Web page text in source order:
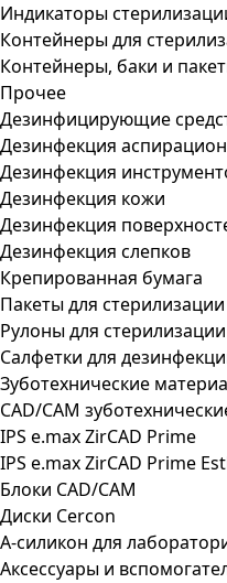
Индикаторы
Контейнеры для
Контейнеры, баки и
Прочее
Дезинфицирующие
Дезинфекция
Дезинфекция
Дезинфекция кожи
Дезинфекция
Дезинфекция слепков
Крепированная бумага
Пакеты для стерилизации
Рулоны для стерилизации
Салфетки для
Зуботехнические
CAD/CAM
IPS e.max ZirCAD Prime
IPS e.max ZirCAD Prime
Блоки CAD/CAM
Диски Cercon
А-силикон для
Аксессуары и